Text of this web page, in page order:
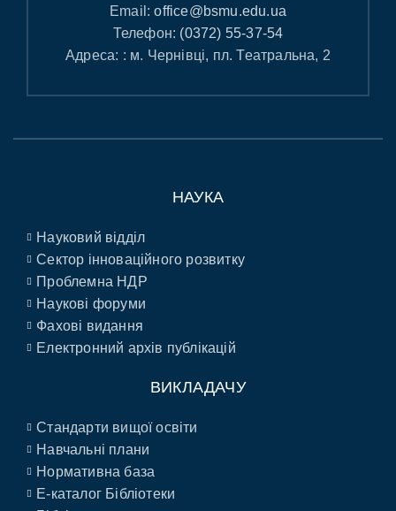
Email:office@bsmu.edu.ua
Телефон: (0372) 55-37-54
Адреса: : м. Чернівці, пл. Театральна, 2
НАУКА
Науковий відділ
Сектор інноваційного розвитку
Проблемна НДР
Наукові форуми
Фахові видання
Електронний архів публікацій
ВИКЛАДАЧУ
Стандарти вищої освіти
Навчальні плани
Нормативна база
E-каталог Бібліотеки